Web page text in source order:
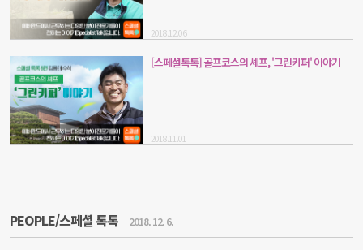
2018.12.06
[스페셜톡톡] 골프코스의 셰프, '그린키퍼' 이야기
2018.11.01
PEOPLE/스페셜 톡톡 2018. 12. 6.